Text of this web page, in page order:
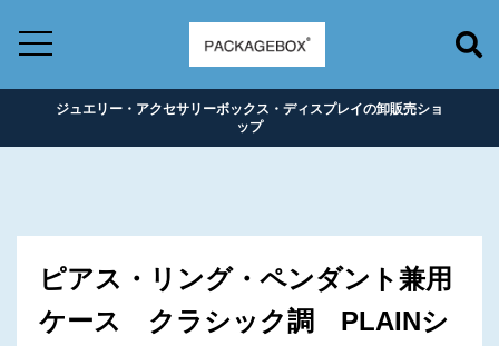
ジュエリー・アクセサリーボックス・ディスプレイの卸販売ショ
ップ
ピアス・リング・ペンダント兼用
ケース クラシック調 PLAINシ